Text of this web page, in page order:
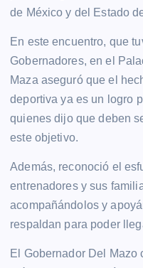
de México y del Estado
En este encuentro, que
Gobernadores, en el
Maza aseguró que el
deportiva ya es un logro
quienes dijo que deben
este objetivo.
Además, reconoció el
entrenadores y sus
acompañándolos y
respaldan para poder
El Gobernador Del Mazo